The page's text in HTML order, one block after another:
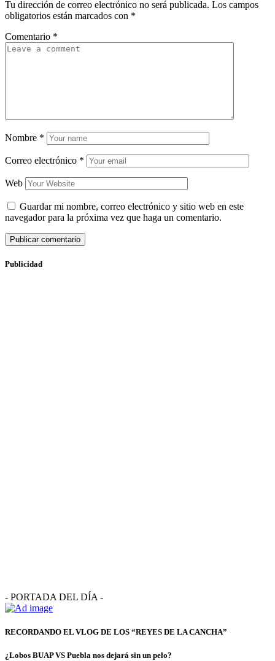
Tu dirección de correo electrónico no será publicada. Los campos
obligatorios están marcados con *
Comentario *
Nombre *
Correo electrónico *
Web
Guardar mi nombre, correo electrónico y sitio web en este
navegador para la próxima vez que haga un comentario.
Publicidad
- PORTADA DEL DÍA -
RECORDANDO EL VLOG DE LOS “REYES DE LA CANCHA”
¿Lobos BUAP VS Puebla nos dejará sin un pelo?